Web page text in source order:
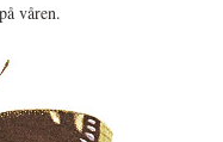
våren.